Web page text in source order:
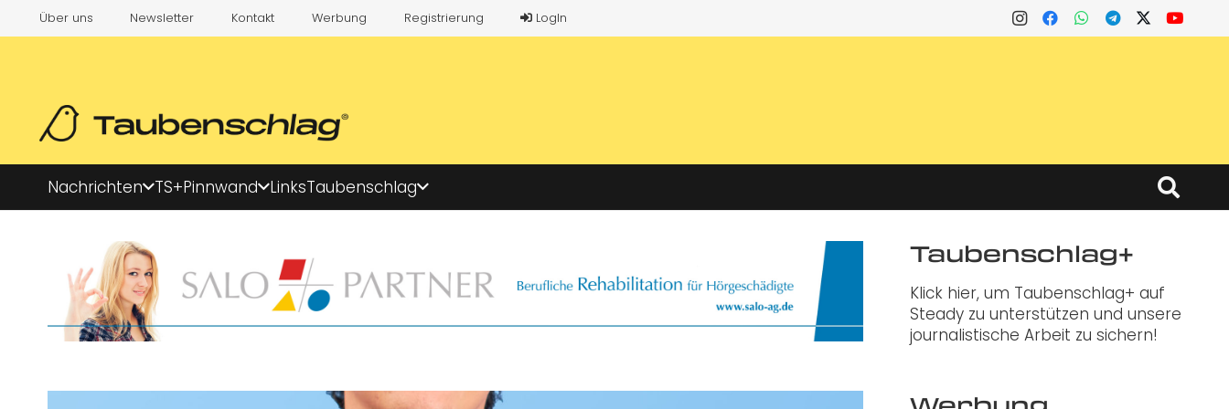
Über uns Newsletter Kontakt Werbung Registrierung LogIn
Nachrichten TS+Pinnwand LinksTaubenschlag
Taubenschlag+
Klick hier, um Taubenschlag+ auf
Steady zu unterstützen und unsere
journalistische Arbeit zu sichern!